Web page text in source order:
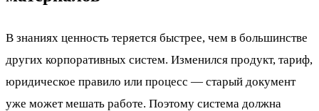
В знаниях ценность теряется быстрее, чем в большинстве
других корпоративных систем. Изменился продукт, тариф,
юридическое правило или процесс — старый документ
уже может мешать работе. Поэтому система должна